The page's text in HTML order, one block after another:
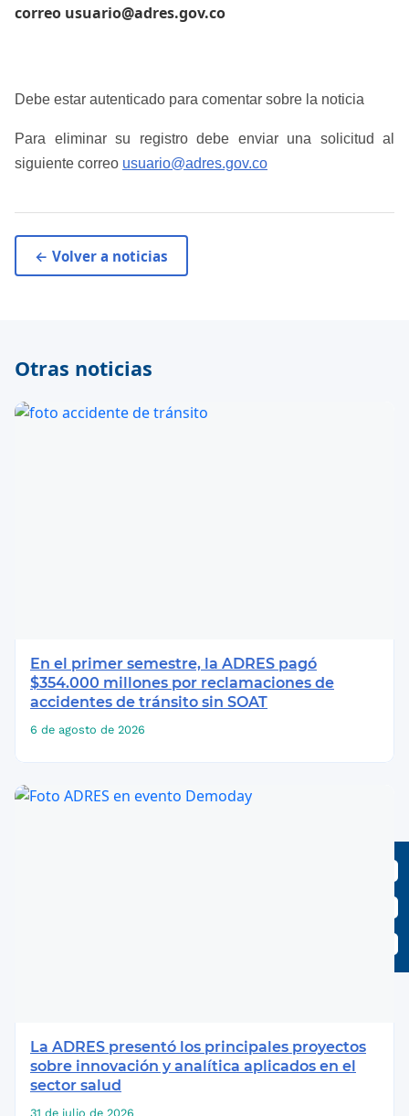
correo usuario@adres.gov.co
Debe estar autenticado para comentar sobre la noticia
Para eliminar su registro debe enviar una solicitud al
siguiente correo usuario@adres.gov.co
← Volver a noticias
Otras noticias
En el primer semestre, la ADRES pagó
$354.000 millones por reclamaciones de
accidentes de tránsito sin SOAT
6 de agosto de 2026
La ADRES presentó los principales proyectos
sobre innovación y analítica aplicados en el
sector salud
31 de julio de 2026